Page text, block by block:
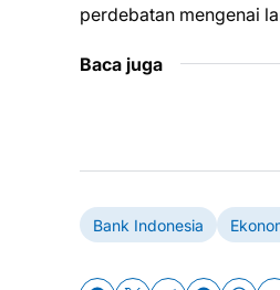
perdebatan mengenai
Baca juga
Bank Indonesia